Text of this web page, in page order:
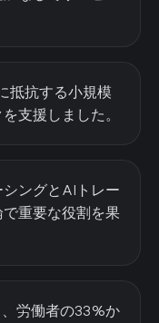
抵抗する小規模
支援しました。
ングとAIトレー
重要な役割を果
労働者の33%か